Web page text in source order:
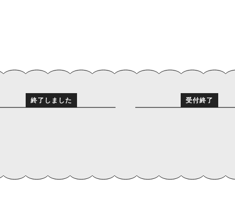
終了しました
る」ゼミ（2023年度プ
受付終了
ラム通し受講）
12/16-1/28